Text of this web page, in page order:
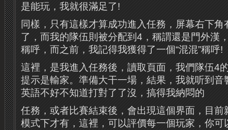
是能玩，我就很滿足了!
同樣，只有這樣才算成功進入任務，屏幕右下
了，而我的隊伍則被分配到4，稱謂還是門外漢
稱呼，而之前，我記得我獲得了一個“混混”稱呼!
這裡，是我進入任務後，讀取頁面，我們隊伍4
提示是輸家。準備大干一場，結果，我就听到音
英語不好不知道打對了了沒，搞得我納悶的
任務，或者比賽結束後，會出現這個界面，目前
模式下才有，這裡，可以評價每一個玩家，你可